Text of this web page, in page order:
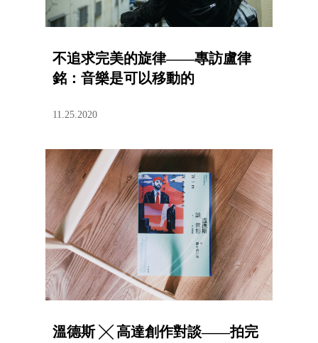
不追求完美的旋律——專訪盧律
銘：音樂是可以移動的
11.25.2020
溫德斯 ╳ 高達創作對談——拍完